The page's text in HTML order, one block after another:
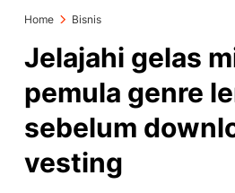
Home Bisnis
Jelajahi gelas
pemula genre
sebelum
vesting